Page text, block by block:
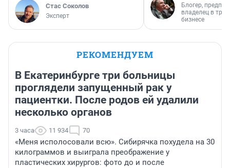
Стас Соколов
Эксперт
Блогер,
владелец в
бизнесе
РЕКОМЕНДУЕМ
В Екатеринбурге три больницы
проглядели запущенный рак у
пациентки. После родов ей удалили
несколько органов
3 часа 11 934 70
«Меня исполосовали всю». Сибирячка похудела на 30
килограммов и выиграла преображение у
пластических хирургов: фото до и после